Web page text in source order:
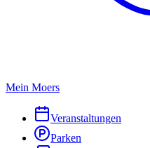
Mein Moers
Veranstaltungen
Parken